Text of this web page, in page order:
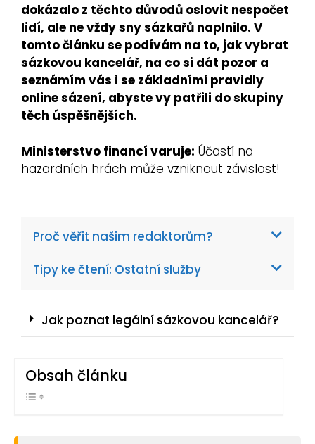
dokázalo z těchto důvodů oslovit nespočet
lidí, ale ne vždy sny sázkařů naplnilo. V
tomto článku se podívám na to, jak vybrat
sázkovou kancelář, na co si dát pozor a
seznámím vás i se základními pravidly
online sázení, abyste vy patřili do skupiny
těch úspěšnějších.
Ministerstvo financí varuje: Účastí na
hazardních hrách může vzniknout závislost!
Proč věřit našim redaktorům?
Tipy ke čtení: Ostatní služby
Jak poznat legální sázkovou kancelář?
Obsah článku